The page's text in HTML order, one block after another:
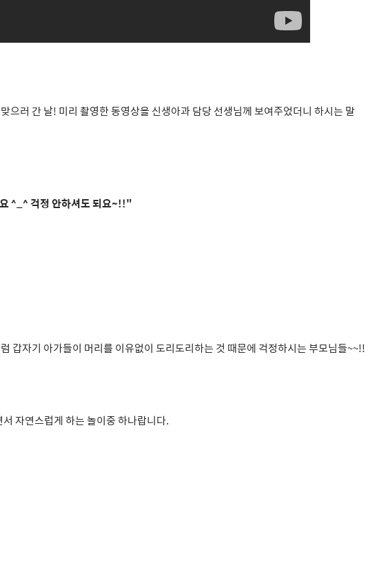
으러 간 날! 미리 촬영한 동영상을 신생아과 담당 선생님께 보여주었더니 하시는 말
^_^ 걱정 안하셔도 되요~!!"
갑자기 아가들이 머리를 이유없이 도리도리하는 것 때문에 걱정하시는 부모님들~~!!
자연스럽게 하는 놀이중 하나랍니다.